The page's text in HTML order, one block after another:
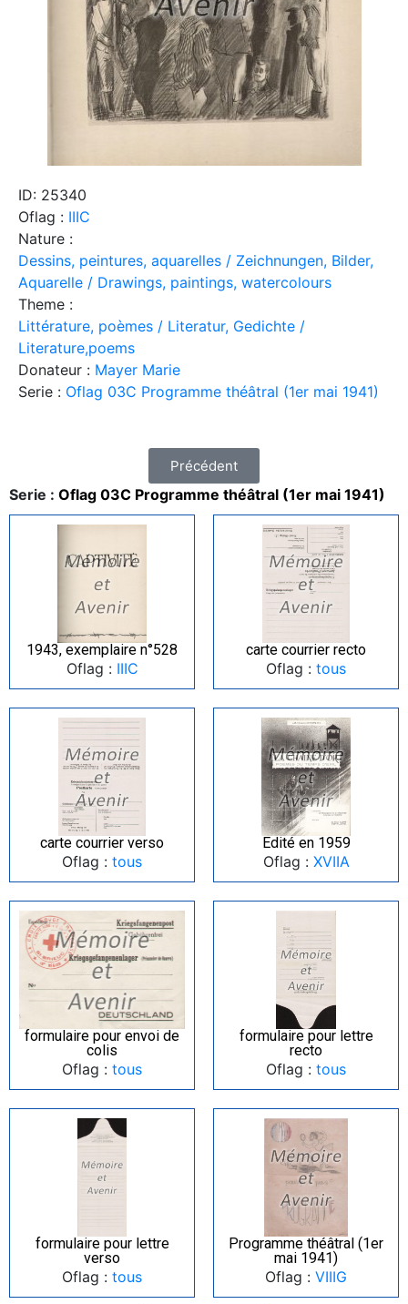
ID: 25340
Oflag : IIIC
Nature :
Dessins, peintures, aquarelles / Zeichnungen, Bilder,
Aquarelle / Drawings, paintings, watercolours
Theme :
Littérature, poèmes / Literatur, Gedichte /
Literature,poems
Donateur : Mayer Marie
Serie : Oflag 03C Programme théâtral (1er mai 1941)
Précédent
Serie : Oflag 03C Programme théâtral (1er mai 1941)
1943, exemplaire n°528
Oflag : IIIC
carte courrier recto
Oflag : tous
carte courrier verso
Oflag : tous
Edité en 1959
Oflag : XVIIA
formulaire pour envoi de
colis
Oflag : tous
formulaire pour lettre
recto
Oflag : tous
formulaire pour lettre
verso
Oflag : tous
Programme théâtral (1er
mai 1941)
Oflag : VIIIG